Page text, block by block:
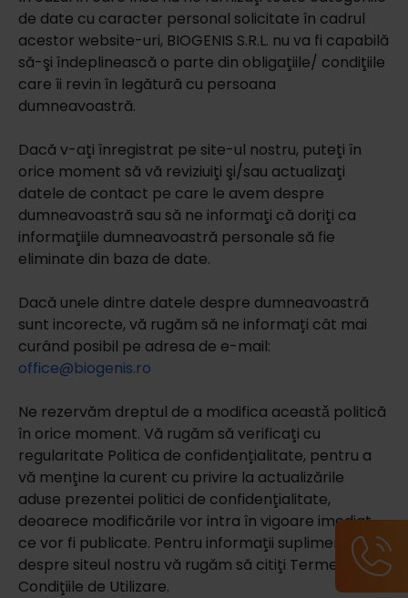
de date cu caracter personal solicitate în cadrul
acestor website-uri, BIOGENIS S.R.L. nu va fi capabilă
să-şi îndeplinească o parte din obligaţiile/ condiţiile
care îi revin în legătură cu persoana
dumneavoastră.
Dacă v-aţi înregistrat pe site-ul nostru, puteţi în
orice moment să vă reviziuiţi şi/sau actualizaţi
datele de contact pe care le avem despre
dumneavoastră sau să ne informaţi că doriţi ca
informaţiile dumneavoastră personale să fie
eliminate din baza de date.
Dacă unele dintre datele despre dumneavoastră
sunt incorecte, vă rugăm să ne informați cât mai
curând posibil pe adresa de e-mail:
office@biogenis.ro
Ne rezervăm dreptul de a modifica aceastǎ politică
în orice moment. Vă rugăm să verificaţi cu
regularitate Politica de confidențialitate, pentru a
vă menţine la curent cu privire la actualizările
aduse prezentei politici de confidenţialitate,
deoarece modificările vor intra în vigoare imediat
ce vor fi publicate. Pentru informaţii suplimentare
despre siteul nostru vă rugăm să citiţi Termenii şi
Condiţiile de Utilizare.